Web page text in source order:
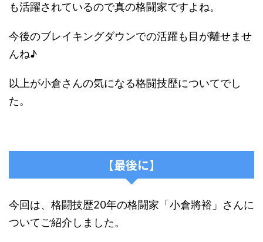
も活躍されているので真の格闘家ですよね。
今後のブレイキングダウンでの活躍も目が離せませ
んね♪
以上が小倉さんの気になる格闘技歴についてでし
た。
【最後に】
今回は、格闘技歴20年の格闘家「小倉將裕」さんに
ついてご紹介しました。